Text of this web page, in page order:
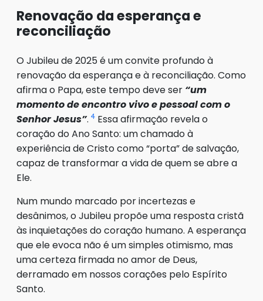
Renovação da esperança e
reconciliação
O Jubileu de 2025 é um convite profundo à
renovação da esperança e à reconciliação. Como
afirma o Papa, este tempo deve ser “um
momento de encontro vivo e pessoal com o
Senhor Jesus”. 4 Essa afirmação revela o
coração do Ano Santo: um chamado à
experiência de Cristo como “porta” de salvação,
capaz de transformar a vida de quem se abre a
Ele.
Num mundo marcado por incertezas e
desânimos, o Jubileu propõe uma resposta cristã
às inquietações do coração humano. A esperança
que ele evoca não é um simples otimismo, mas
uma certeza firmada no amor de Deus,
derramado em nossos corações pelo Espírito
Santo.